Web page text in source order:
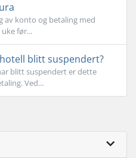
av konto og betaling med
før...
blitt suspendert?
blitt suspendert er dette
Ved...